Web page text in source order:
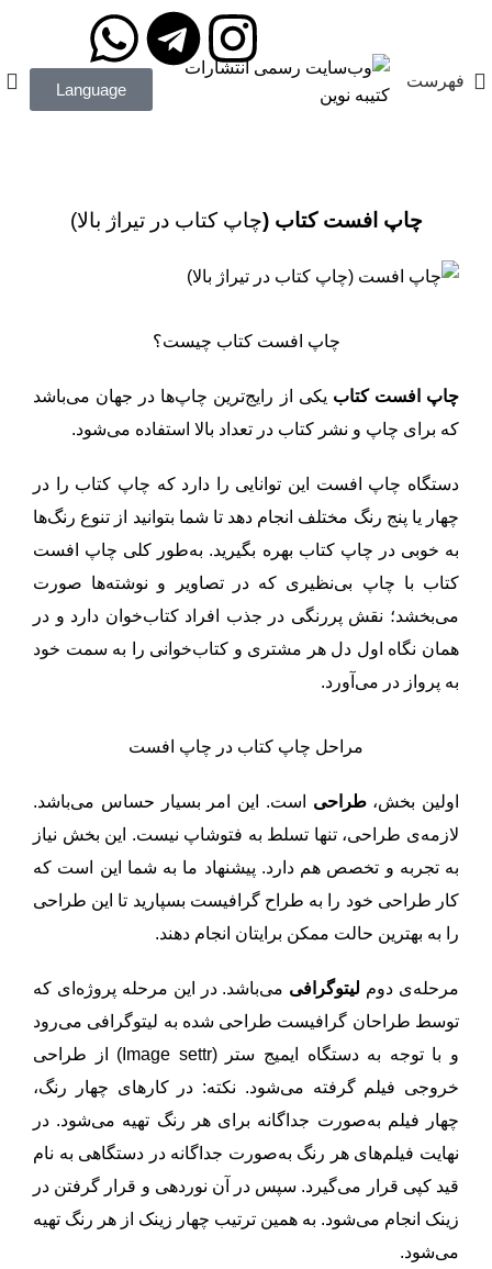
فهرست Language
چاپ افست کتاب (چاپ کتاب در تیراژ بالا)
چاپ افست کتاب چیست؟
چاپ افست کتاب یکی از رایج‌ترین چاپ‌ها در جهان می‌باشد
که برای چاپ و نشر کتاب در تعداد بالا استفاده می‌شود.
دستگاه چاپ افست این توانایی را دارد که چاپ کتاب را در
چهار یا پنج رنگ مختلف انجام دهد تا شما بتوانید از تنوع رنگ‌ها
به خوبی در چاپ کتاب بهره بگیرید. به‌طور کلی چاپ افست
کتاب با چاپ بی‌نظیری که در تصاویر و نوشته‌ها صورت
می‌بخشد؛ نقش پررنگی در جذب افراد کتاب‌خوان دارد و در
همان نگاه اول دل هر مشتری و کتاب‌خوانی را به سمت خود
به پرواز در می‌آورد.
مراحل چاپ کتاب در چاپ افست
اولین بخش،طراحی
است. این امر بسیار حساس می‌باشد.
لازمه‌ی طراحی، تنها تسلط به فتوشاپ نیست. این بخش نیاز
به تجربه و تخصص هم دارد. پیشنهاد ما به شما این است که
کار طراحی خود را به طراح گرافیست بسپارید تا این طراحی
را به بهترین حالت ممکن برایتان انجام دهند.
مرحله‌ی دوم لیتوگرافی می‌باشد. در این مرحله پروژه‌ای که
توسط طراحان گرافیست طراحی شده به لیتوگرافی می‌رود
و با توجه به دستگاه ایمیج ستر (Image settr) از طراحی
خروجی فیلم گرفته می‌شود. نکته: در کارهای چهار رنگ،
چهار فیلم به‌صورت جداگانه برای هر رنگ تهیه می‌شود. در
نهایت فیلم‌های هر رنگ به‌صورت جداگانه در دستگاهی به نام
قید کپی قرار می‌گیرد. سپس در آن نوردهی و قرار گرفتن در
زینک انجام می‌شود. به همین ترتیب چهار زینک از هر رنگ تهیه
می‌شود.